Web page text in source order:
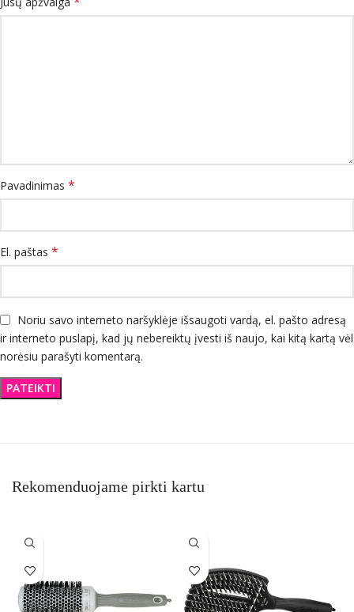
Pavadinimas *
El. paštas *
Noriu savo interneto naršyklėje išsaugoti vardą, el. pašto adresą
ir interneto puslapį, kad jų nebereiktų įvesti iš naujo, kai kitą kartą vėl
norėsiu parašyti komentarą.
Rekomenduojame pirkti kartu